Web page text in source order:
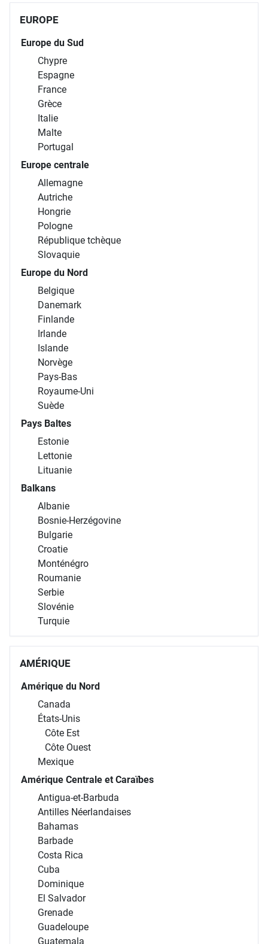
EUROPE
Europe du Sud
Chypre
Espagne
France
Grèce
Italie
Malte
Portugal
Europe centrale
Allemagne
Autriche
Hongrie
Pologne
République tchèque
Slovaquie
Europe du Nord
Belgique
Danemark
Finlande
Irlande
Islande
Norvège
Pays-Bas
Royaume-Uni
Suède
Pays Baltes
Estonie
Lettonie
Lituanie
Balkans
Albanie
Bosnie-Herzégovine
Bulgarie
Croatie
Monténégro
Roumanie
Serbie
Slovénie
Turquie
AMÉRIQUE
Amérique du Nord
Canada
États-Unis
Côte Est
Côte Ouest
Mexique
Amérique Centrale et Caraïbes
Antigua-et-Barbuda
Antilles Néerlandaises
Bahamas
Barbade
Costa Rica
Cuba
Dominique
El Salvador
Grenade
Guadeloupe
Guatemala